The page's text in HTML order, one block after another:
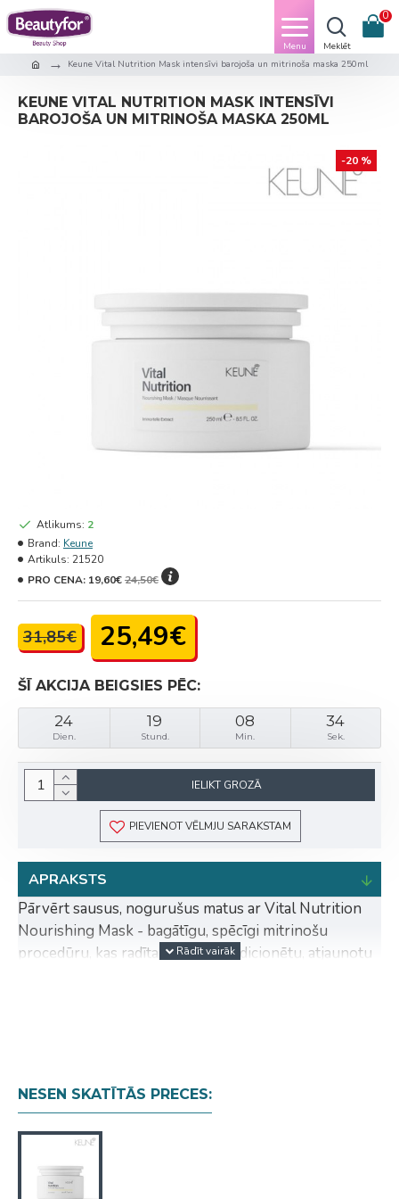
0
Keune Vital Nutrition Mask intensīvi barojoša un mitrinoša maska 250ml
KEUNE VITAL NUTRITION MASK INTENSĪVI
BAROJOŠA UN MITRINOŠA MASKA 250ML
-20 %
ŠĪ AKCIJA BEIGSIES PĒC:
24
Dien.
19
Stund.
08
Min.
34
Sek.
31,85€ 25,49€
Atlikums: 2
Brand: Keune
Artikuls: 21520
PRO CENA: 19,60€24,50€
IELIKT GROZĀ
PIEVIENOT VĒLMJU SARAKSTAM
APRAKSTS
Pārvērt sausus, nogurušus matus ar Vital Nutrition
Nourishing Mask - bagātīgu, spēcīgi mitrinošu
procedūru, kas radīta, lai dziļi kondicionētu, atjaunotu
Produkts ir:vegānisks
Rezultāts:
Mati ir par 77% pabarotāki
Par 84% samazināta lūšana
NESEN SKATĪTĀS PRECES: